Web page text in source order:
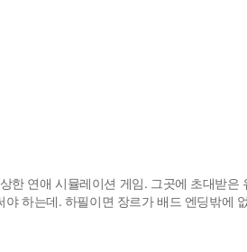
한 연애 시뮬레이션 게임. 그곳에 초대받
하는데. 하필이면 장르가 배드 엔딩밖에
략집까지 완성할 수 있을까?